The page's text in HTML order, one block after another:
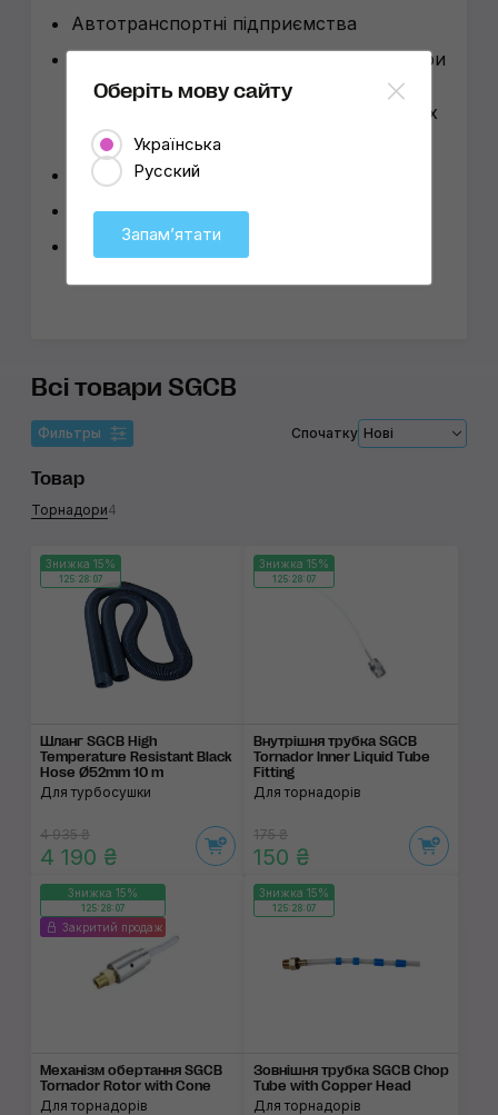
Автотранспортні підприємства
Студії детейлінгу, полірувальні бокси при
мийках, детейлінг-бокси при
автосалонах, малярках, АТП, яхт-клубах
та аероклубах
СТО повного циклу
Деревообробна промисловість
Будівництво
Всі товари SGCB
Фильтры Спочатку Нові
Товар
Торнадори4
Знижка 15%
125:28:07
Шланг SGCB High
Temperature Resistant Black
Hose Ø52mm 10 m
Для турбосушки
4 935 ₴
4 190 ₴
Знижка 15%
125:28:07
Внутрішня трубка SGCB
Tornador Inner Liquid Tube
Fitting
Для торнадорів
175 ₴
150 ₴
Знижка 15%
125:28:07
Закритий продаж
Механізм обертання SGCB
Tornador Rotor with Cone
Для торнадорів
Знижка 15%
125:28:07
Зовнішня трубка SGCB Chop
Tube with Copper Head
Для торнадорів
Оберіть мову сайту
Українська
Русский
Запамʼятати